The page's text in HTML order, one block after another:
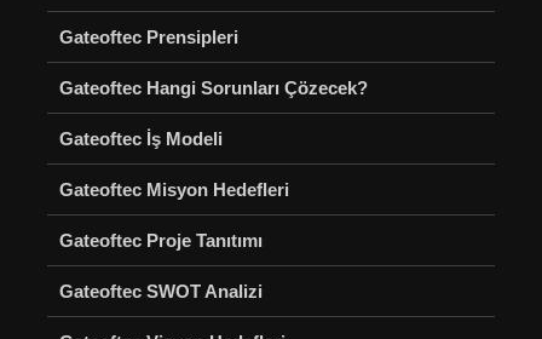
Gateoftec Prensipleri
Gateoftec Hangi Sorunları Çözecek?
Gateoftec İş Modeli
Gateoftec Misyon Hedefleri
Gateoftec Proje Tanıtımı
Gateoftec SWOT Analizi